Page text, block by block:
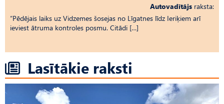
Autovadītājs raksta:
“Pēdējais laiks uz Vid­ze­mes šosejas no Līgatnes līdz Ieriķiem arī
ieviest ātruma kontroles posmu. Citādi […]
Lasītākie raksti